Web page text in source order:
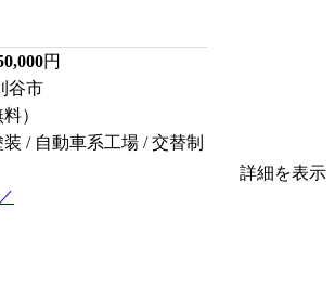
円
谷市
）
/ 自動車系工場 / 交替制
詳細を表示